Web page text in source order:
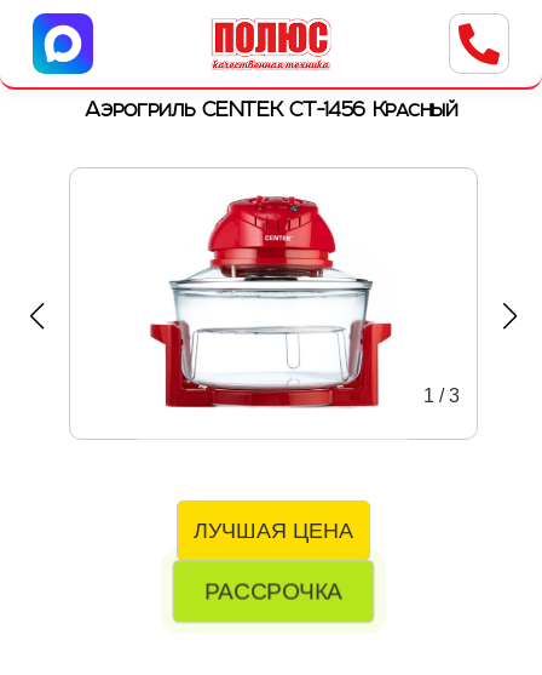
Центр бытовой техники
г. Ульяновск, ул. Пушкарева, 8a
Аэрогриль CENTEK CT-1456 Красный
1 /3
ЛУЧШАЯ ЦЕНА
РАССРОЧКА